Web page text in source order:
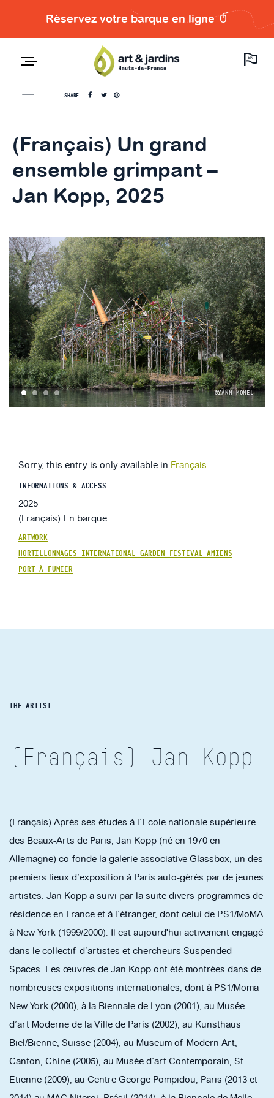
Réservez votre barque en ligne
EN
SHARE
(Français) Un grand
ensemble grimpant –
Jan Kopp, 2025
©YANN MONEL
1 2 3 4
Sorry, this entry is only available in Français.
INFORMATIONS & ACCESS
2025
(Français) En barque
ARTWORK
HORTILLONNAGES INTERNATIONAL GARDEN FESTIVAL AMIENS
PORT À FUMIER
THE ARTIST
(Français) Jan Kopp
(Français) Après ses études à l’Ecole nationale supérieure
des Beaux-Arts de Paris, Jan Kopp (né en 1970 en
Allemagne) co-fonde la galerie associative Glassbox, un des
premiers lieux d’exposition à Paris auto-gérés par de jeunes
artistes. Jan Kopp a suivi par la suite divers programmes de
résidence en France et à l’étranger, dont celui de PS1/MoMA
à New York (1999/2000). Il est aujourd'hui activement engagé
dans le collectif d’artistes et chercheurs Suspended
Spaces. Les œuvres de Jan Kopp ont été montrées dans de
nombreuses expositions internationales, dont à PS1/Moma
New York (2000), à la Biennale de Lyon (2001), au Musée
d’art Moderne de la Ville de Paris (2002), au Kunsthaus
Biel/Bienne, Suisse (2004), au Museum of Modern Art,
Canton, Chine (2005), au Musée d’art Contemporain, St
Etienne (2009), au Centre George Pompidou, Paris (2013 et